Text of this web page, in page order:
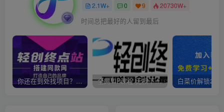
2.1W+ 0 9 20730W+
时间总把最好的人留到最后
你还在到处找项目？还在当韭菜？我靠卖项目一个月收入5万+，曾经我也是个失败者。 全网VIP课程 无损下载~